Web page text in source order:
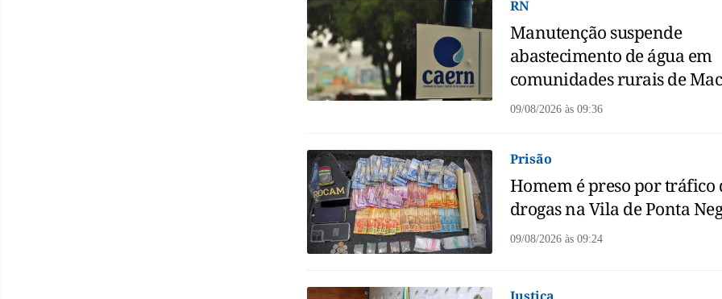
RN
Manutenção suspende
abastecimento de água em
comunidades rurais de
09/08/2026 às09:36
Prisão
Homem é preso por tráfico
drogas na Vila de Ponta
09/08/2026 às09:24